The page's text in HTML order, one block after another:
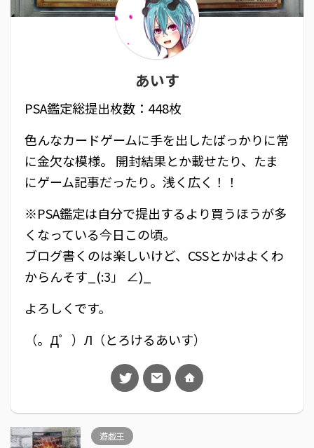
あいす
PSA鑑定総提出枚数：448枚
色んなカードゲームに手を出したばっかりに常
に金欠な模様。 開封結果とか載せたり、たま
にゲーム記事だったり。浅く広く！！
※PSA鑑定は自分で提出するより買うほうが多
くなっている今日この頃。
ブログ書くのは楽しいけど、CSSとかはよくわ
からんそす_(:3」 ∠)_
よろしくです。
（。Д゜）Л（とろけるあいす）
遊戯王